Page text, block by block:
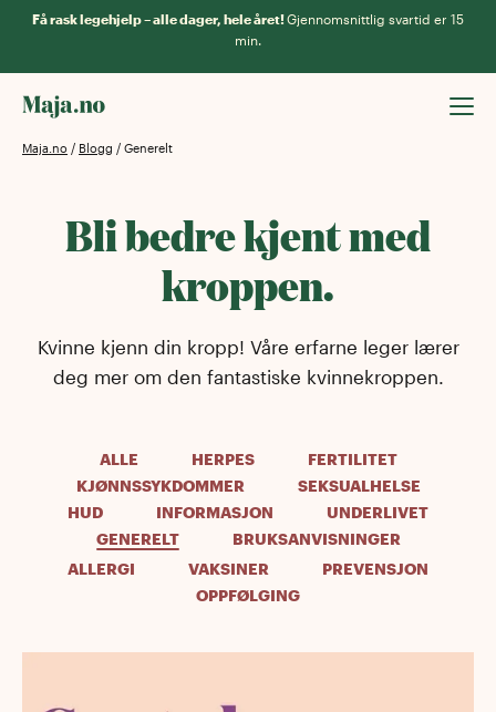
Få rask legehjelp – alle dager, hele året!Gjennomsnittlig svartid er 15
min.
Maja.no / Blogg / Generelt
Bli bedre kjent med
kroppen.
Kvinne kjenn din kropp! Våre erfarne leger lærer
deg mer om den fantastiske kvinnekroppen.
ALLE HERPES
FERTILITET
KJØNNSSYKDOMMER
SEKSUALHELSE
HUD
INFORMASJON
UNDERLIVET
GENERELT
BRUKSANVISNINGER
ALLERGI
VAKSINER
PREVENSJON
OPPFØLGING